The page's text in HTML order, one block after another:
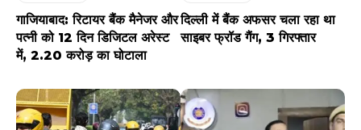
गाजियाबाद: रिटायर बैंक मैनेजर और
पत्नी को 12 दिन डिजिटल अरेस्ट
में, 2.20 करोड़ का घोटाला
दिल्ली में बैंक अफसर चला रहा था
साइबर फ्रॉड गैंग, 3 गिरफ्तार